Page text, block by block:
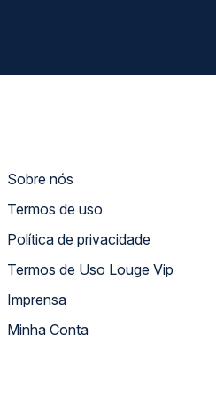
Sobre nós
Termos de uso
Política de privacidade
Termos de Uso Louge Vip
Imprensa
Minha Conta